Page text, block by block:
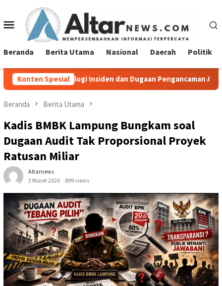
konten Menu
Mobile
Beranda Berita Utama Nasional Daerah Politik
Konten Spesial
Insiden dan Dugaan Pengancaman Antarwarga
Beranda Berita Utama
Kadis BMBK Lampung Bungkam soal
Dugaan Audit Tak Proporsional Proyek
Ratusan Miliar
Altarnews
3 Maret 2026
899 views